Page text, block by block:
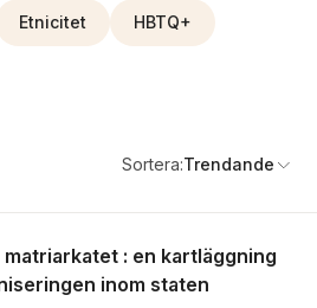
Etnicitet HBTQ+
Sortera:Trendande
matriarkatet : en kartläggning
inom staten